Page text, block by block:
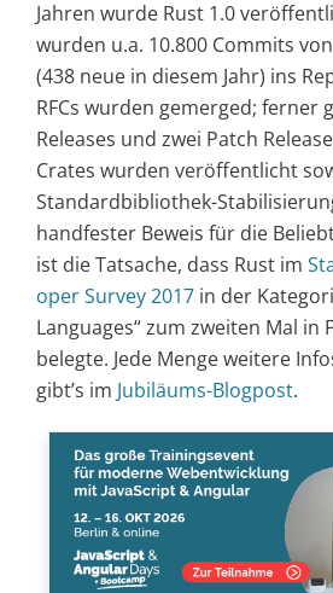
Jahren wurde Rust 1.0
wurden u.a. 10.800 Commits
(438 neue in diesem Jahr) ins
RFCs wurden gemerged; ferner
Releases und zwei Patch
Crates wurden veröffentlicht
Standardbibliothek-
handfester Beweis für die
ist die Tatsache, dass Rust im
oper Survey 2017 in der
Languages“ zum zweiten Mal in
belegte. Jede Menge weitere
gibt’s im Jubiläums-Blogpost.